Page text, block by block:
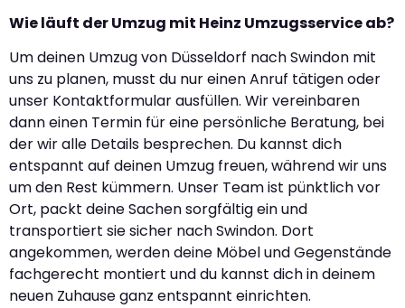
Wie läuft der Umzug mit Heinz Umzugsservice ab?
Um deinen Umzug von Düsseldorf nach Swindon mit
uns zu planen, musst du nur einen Anruf tätigen oder
unser Kontaktformular ausfüllen. Wir vereinbaren
dann einen Termin für eine persönliche Beratung, bei
der wir alle Details besprechen. Du kannst dich
entspannt auf deinen Umzug freuen, während wir uns
um den Rest kümmern. Unser Team ist pünktlich vor
Ort, packt deine Sachen sorgfältig ein und
transportiert sie sicher nach Swindon. Dort
angekommen, werden deine Möbel und Gegenstände
fachgerecht montiert und du kannst dich in deinem
neuen Zuhause ganz entspannt einrichten.